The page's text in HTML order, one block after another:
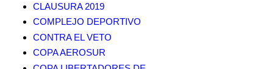
CLAUSURA 2019
COMPLEJO DEPORTIVO
CONTRA EL VETO
COPA AEROSUR